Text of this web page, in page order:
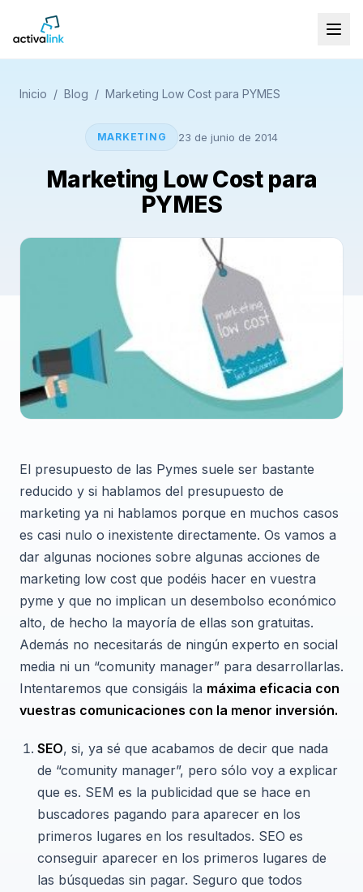
Inicio / Blog / Marketing Low Cost para PYMES
MARKETING 23 de junio de 2014
Marketing Low Cost para
PYMES
El presupuesto de las Pymes suele ser bastante
reducido y si hablamos del presupuesto de
marketing ya ni hablamos porque en muchos casos
es casi nulo o inexistente directamente. Os vamos a
dar algunas nociones sobre algunas acciones de
marketing low cost que podéis hacer en vuestra
pyme y que no implican un desembolso económico
alto, de hecho la mayoría de ellas son gratuitas.
Además no necesitarás de ningún experto en social
media ni un “comunity manager” para desarrollarlas.
Intentaremos que consigáis la máxima eficacia con
vuestras comunicaciones con la menor inversión.
SEO, si, ya sé que acabamos de decir que nada
de “comunity manager”, pero sólo voy a explicar
que es. SEM es la publicidad que se hace en
buscadores pagando para aparecer en los
primeros lugares en los resultados. SEO es
conseguir aparecer en los primeros lugares de
las búsquedas sin pagar. Seguro que todos